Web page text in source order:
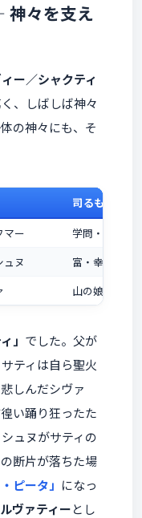
神々を支え
ー／シャクティ
、しばしば神々
の神々にも、そ
司るもの
マー
学問・芸術・
ュヌ
富・幸運・繁
山の娘。愛と
」 でした。父が
ティは自ら聖火
しんだシヴァ
い踊り狂ったた
ュヌがサティの
断片が落ちた場
ピータ」 になっ
ヴァティーとし